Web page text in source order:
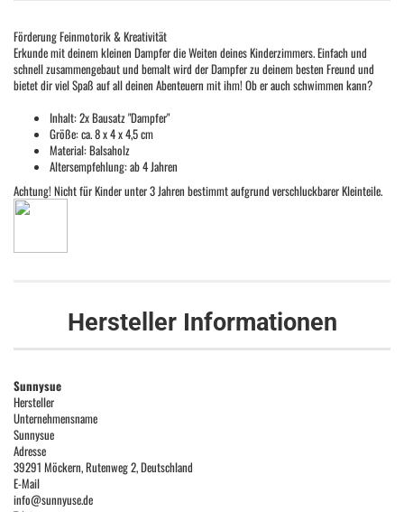
Förderung Feinmotorik & Kreativität
Erkunde mit deinem kleinen Dampfer die Weiten deines Kinderzimmers. Einfach und
schnell zusammengebaut und bemalt wird der Dampfer zu deinem besten Freund und
bietet dir viel Spaß auf all deinen Abenteuern mit ihm! Ob er auch schwimmen kann?
Inhalt: 2x Bausatz "Dampfer"
Größe: ca. 8 x 4 x 4,5 cm
Material: Balsaholz
Altersempfehlung: ab 4 Jahren
Achtung! Nicht für Kinder unter 3 Jahren bestimmt aufgrund verschluckbarer Kleinteile.
Hersteller Informationen
Sunnysue
Hersteller
Unternehmensname
Sunnysue
Adresse
39291 Möckern, Rutenweg 2, Deutschland
E-Mail
info@sunnyuse.de